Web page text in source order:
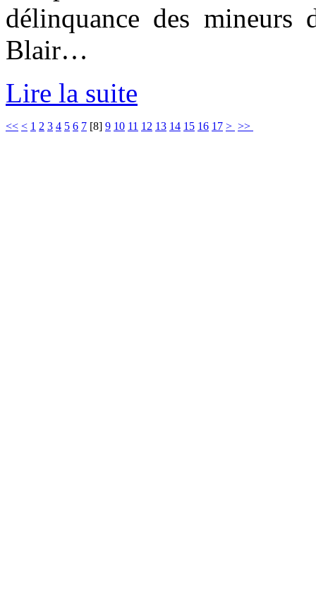
délinquance des mineurs
Blair…
Lire la suite
<< < 1 2 3 4 5 6 7 [8] 9 10 11 12 13 14 15 16 17 > >>